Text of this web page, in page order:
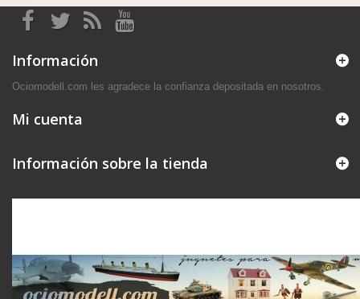
Información
Ociomodell.com les agradece la confianza depositada en nosotros.
Mi cuenta
Información sobre la tienda